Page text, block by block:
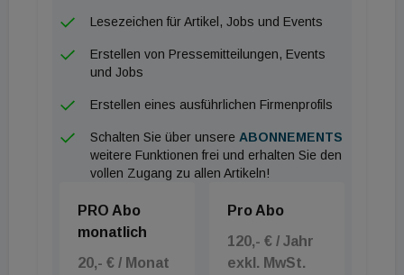
das als Gasersatz dienen soll und etwa eine
zu 70 Grad erbringen. Erste Prototypen sind schon
gebaut.
Lesezeichen für Artikel, Jobs und Events
Erstellen von Pressemitteilungen, Events
und Jobs
Erstellen eines ausführlichen Firmenprofils
Schalten Sie über unsere ABONNEMENTS
weitere Funktionen frei und erhalten Sie den
vollen Zugang zu allen Artikeln!
PRO Abo
monatlich
20,- € / Monat
Pro Abo
120,- € / Jahr
exkl. MwSt.